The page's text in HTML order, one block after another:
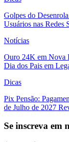
Golpes do
Usuários nas Redes
Notícias
Ouro 24K em Nova
Dia dos Pais em
Dicas
Pix Pensão:
de Julho de 2027
Se inscreva em